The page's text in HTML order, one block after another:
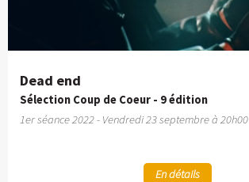
Dead end
Sélection Coup de Coeur - 9 édition
1er séance 2022 - Vendredi 23 septembre à 20h00
En détails